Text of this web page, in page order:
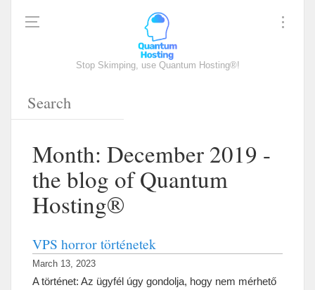
Stop Skimping, use Quantum Hosting®!
Month: December 2019 -
the blog of Quantum
Hosting®
VPS horror történetek
March 13, 2023
A történet: Az ügyfél úgy gondolja, hogy nem mérhető